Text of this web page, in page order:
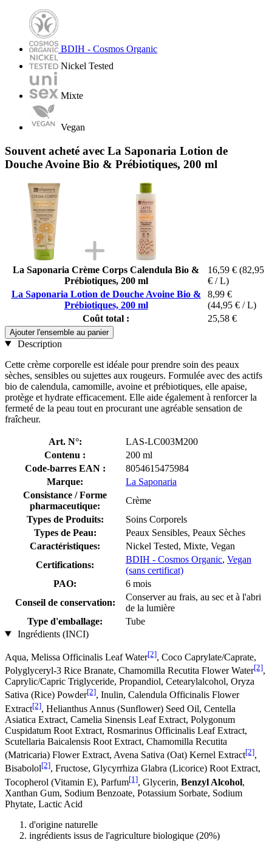
BDIH - Cosmos Organic
Nickel Tested
Mixte
Vegan
Souvent acheté avec La Saponaria Lotion de
Douche Avoine Bio & Prébiotiques, 200 ml
La Saponaria Crème Corps Calendula Bio &
Prébiotiques, 200 ml
16,59 € (82,95
€ / L)
La Saponaria Lotion de Douche Avoine Bio &
Prébiotiques, 200 ml
8,99 €
(44,95 € / L)
Coût total :
25,58 €
Ajouter l'ensemble au panier
Description
Cette crème corporelle est idéale pour prendre soin des peaux
sèches, sensibles ou sujettes aux rougeurs. Formulée avec des actifs
bio de calendula, camomille, avoine et prébiotiques, elle apaise,
protège et hydrate efficacement. Elle aide également à renforcer la
fermeté de la peau tout en procurant une agréable sensation de
fraîcheur.
Art. N°:
LAS-LC003M200
Contenu :
200 ml
Code-barres EAN :
8054615475984
Marque:
La Saponaria
Consistance / Forme
pharmaceutique:
Crème
Types de Produits:
Soins Corporels
Types de Peau:
Peaux Sensibles, Peaux Sèches
Caractéristiques:
Nickel Tested, Mixte, Vegan
Certifications:
BDIH - Cosmos Organic, Vegan
(sans certificat)
PAO:
6 mois
Conseil de conservation:
Conserver au frais, au sec et à l'abri
de la lumière
Type d'emballage:
Tube
Ingrédients (INCI)
Aqua, Melissa Officinalis Leaf Water[2], Coco Caprylate/Caprate,
Polyglyceryl-3 Rice Branate, Chamomilla Recutita Flower Water[2],
Caprylic/Capric Triglyceride, Propandiol, Cetearylalcohol, Oryza
Sativa (Rice) Powder[2], Inulin, Calendula Officinalis Flower
Extract[2], Helianthus Annus (Sunflower) Seed Oil, Centella
Asiatica Extract, Camelia Sinensis Leaf Extract, Polygonum
Cuspidatum Root Extract, Rosmarinus Officinalis Leaf Extract,
Scutellaria Baicalensis Root Extract, Chamomilla Recutita
(Matricaria) Flower Extract, Avena Sativa (Oat) Kernel Extract[2],
Bisabolol[2], Fructose, Glycyrrhiza Glabra (Licorice) Root Extract,
Tocopherol (Vitamin E), Parfum[1], Glycerin, Benzyl Alcohol,
Xanthan Gum, Sodium Benzoate, Potassium Sorbate, Sodium
Phytate, Lactic Acid
d'origine naturelle
ingrédients issus de l'agriculture biologique (20%)